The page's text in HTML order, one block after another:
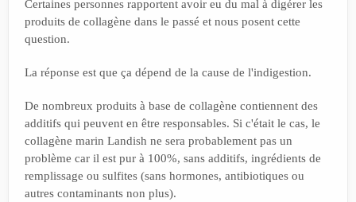
Certaines personnes rapportent avoir eu du mal à digérer les
produits de collagène dans le passé et nous posent cette
question.
La réponse est que ça dépend de la cause de l'indigestion.
De nombreux produits à base de collagène contiennent des
additifs qui peuvent en être responsables. Si c'était le cas, le
collagène marin Landish ne sera probablement pas un
problème car il est pur à 100%, sans additifs, ingrédients de
remplissage ou sulfites (sans hormones, antibiotiques ou
autres contaminants non plus).